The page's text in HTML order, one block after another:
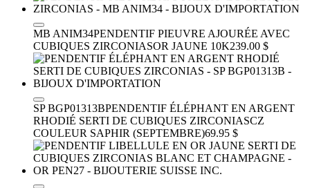
MB ANIM34PENDENTIF PIEUVRE AJOURÉE AVEC
CUBIQUES ZIRCONIASOR JAUNE 10K239.00 $
SP BGP01313BPENDENTIF ÉLÉPHANT EN ARGENT
RHODIÉ SERTI DE CUBIQUES ZIRCONIASCZ
COULEUR SAPHIR (SEPTEMBRE)69.95 $